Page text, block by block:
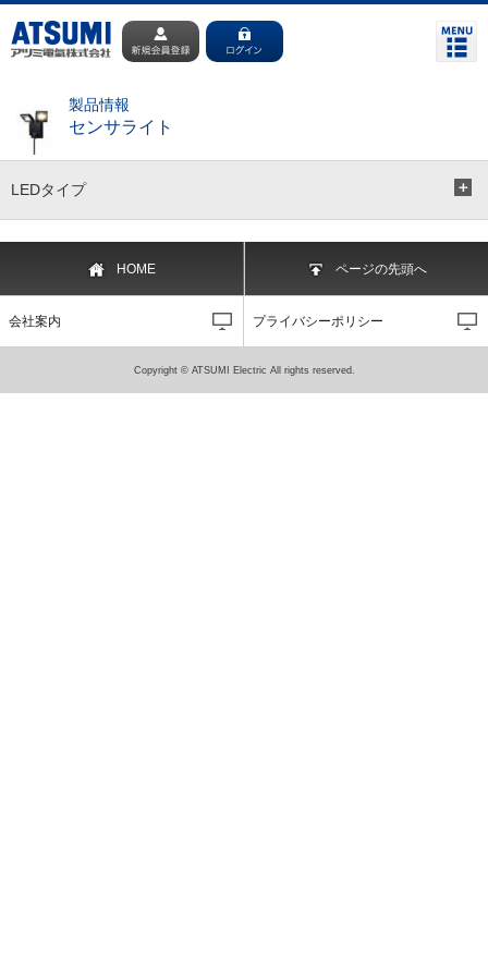
製品情報
センサライト
LEDタイプ
HOME ページの先頭へ
会社案内 プライバシーポリシー
Copyright © ATSUMI Electric All rights reserved.